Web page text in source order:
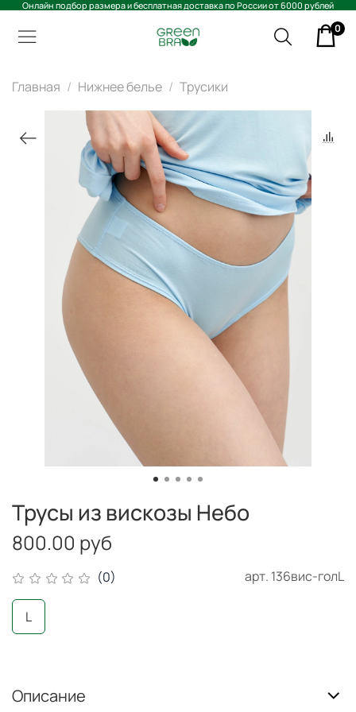
Онлайн подбор размера и бесплатная доставка по России от 6000 рублей
0
Главная Нижнее белье Трусики
(0) арт. 136вис-голL
Трусы из вискозы Небо
800.00 руб
L
Описание